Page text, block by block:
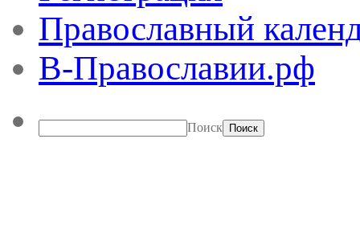
Православный
В-Православии.рф
Поиск